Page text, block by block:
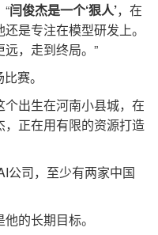
闫俊杰是一个‘狠人’，在
是专注在模型研发上。
，走到终局。”
赛。
出生在河南小县城，在
正在用有限的资源打造
司，至少有两家中国
的长期目标。